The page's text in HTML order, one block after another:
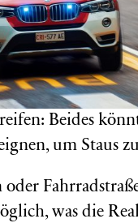
Beides
um Staus
oder
was die